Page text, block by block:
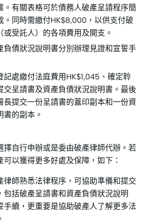
。有關表格可於債務人破產呈請程序簡
。同時需繳付HK$8,000，以供支付破
或受託人）的各項費用及開支。
負債狀況說明書分別辦理見證和宣誓手
記處繳付法庭費用HK$1,045、確定聆
交呈請書及資產負債狀況說明書。最後
長提交一份呈請書的蓋印副本和一份資
書的副本。
擇自行申辦或是委由破產律師代辦。若
以獲得更多好處及保障，如下：
律師熟悉法律程序，可協助準備和提交
包括破產呈請書和資產負債狀況說明
手續，更重要是協助破產人了解更多法